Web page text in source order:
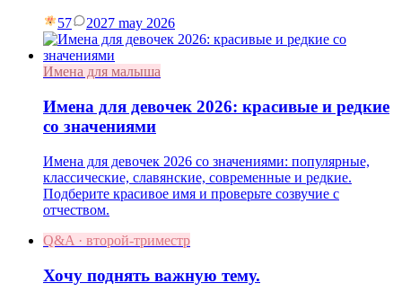
57 2027 may 2026
Имена для малыша
Имена для девочек 2026: красивые и редкие
со значениями
Имена для девочек 2026 со значениями: популярные,
классические, славянские, современные и редкие.
Подберите красивое имя и проверьте созвучие с
отчеством.
Q&A · второй-триместр
Хочу поднять важную тему.